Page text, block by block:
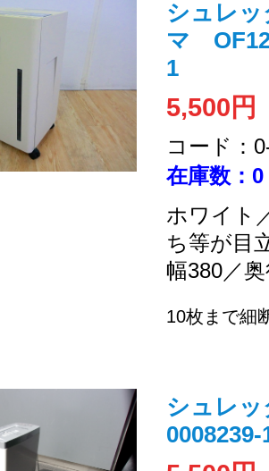
シュレ
マ
1
5,500円
コード：
在庫数：0
ホワイト
ち等が目
幅380／
10枚まで細
シュレ
0008239-